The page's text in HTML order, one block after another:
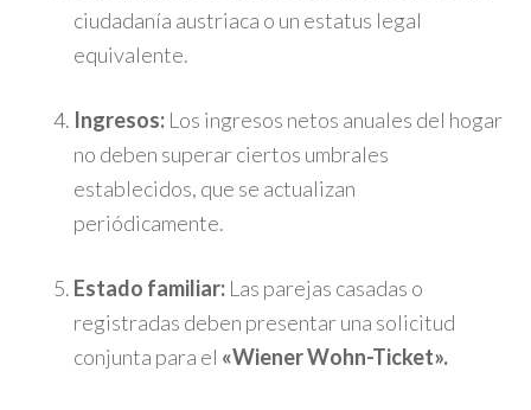
ciudadanía austriaca o un estatus legal
equivalente.
Ingresos: Los ingresos netos anuales del hogar
no deben superar ciertos umbrales
establecidos, que se actualizan
periódicamente.
Estado familiar: Las parejas casadas o
registradas deben presentar una solicitud
conjunta para el «Wiener Wohn-Ticket».